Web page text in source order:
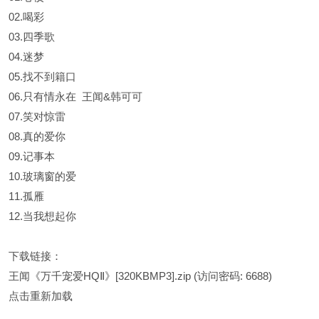
02.喝彩
03.四季歌
04.迷梦
05.找不到籍口
06.只有情永在 王闻&韩可可
07.笑对惊雷
08.真的爱你
09.记事本
10.玻璃窗的爱
11.孤雁
12.当我想起你
下载链接：
王闻《万千宠爱HQⅡ》[320KBMP3].zip (访问密码: 6688)
点击重新加载